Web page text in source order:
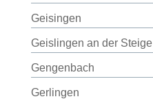
Geisingen
Geislingen an der Steige
Gengenbach
Gerlingen